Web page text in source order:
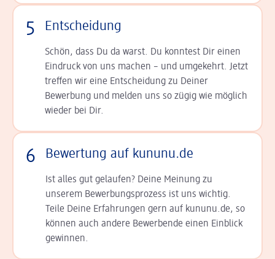
5 Entscheidung
Schön, dass Du da warst. Du konntest Dir einen
Ein­druck von uns machen – und umgekehrt. Jetzt
tref­fen wir eine Entscheidung zu Deiner
Bewerbung und melden uns so zügig wie möglich
wieder bei Dir.
6 Bewertung auf kununu.de
Ist alles gut gelaufen? Deine Meinung zu
unserem Bewerbungsprozess ist uns wichtig.
Teile Deine Erfahrungen gern auf kununu.de, so
können auch andere Bewerbende einen Einblick
gewinnen.